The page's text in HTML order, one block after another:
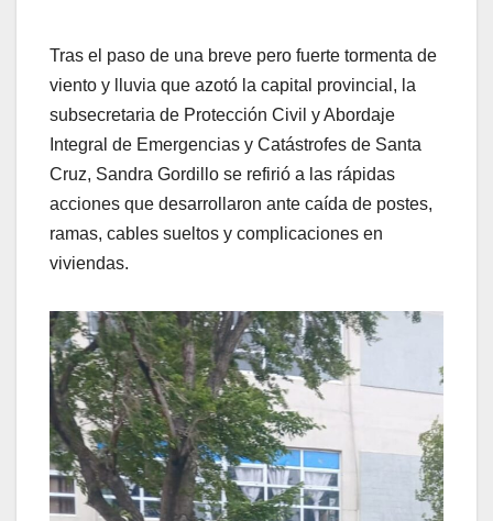
Tras el paso de una breve pero fuerte tormenta de
viento y lluvia que azotó la capital provincial, la
subsecretaria de Protección Civil y Abordaje
Integral de Emergencias y Catástrofes de Santa
Cruz, Sandra Gordillo se refirió a las rápidas
acciones que desarrollaron ante caída de postes,
ramas, cables sueltos y complicaciones en
viviendas.